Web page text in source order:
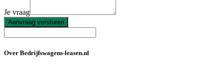
Je vraag
Aanvraag versturen
Over Bedrijfswagens-leasen.nl